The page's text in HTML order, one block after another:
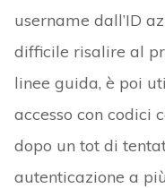
username dall’ID
difficile risalire al
linee guida, è poi
accesso con codici
dopo un tot di
autenticazione a